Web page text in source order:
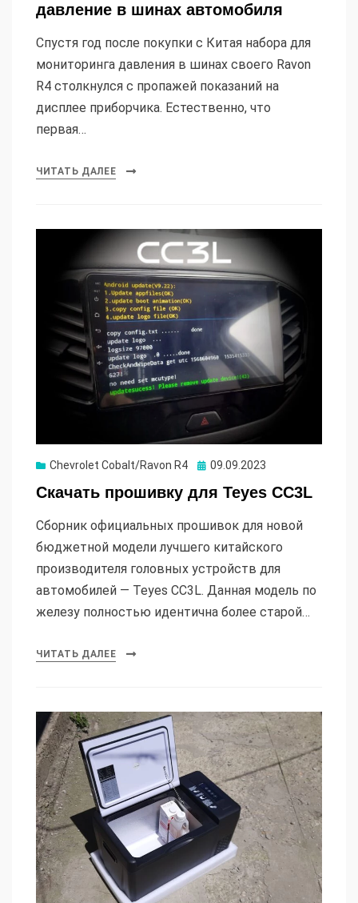
давление в шинах автомобиля
Спустя год после покупки с Китая набора для
мониторинга давления в шинах своего Ravon
R4 столкнулся с пропажей показаний на
дисплее приборчика. Естественно, что
первая…
ЧИТАТЬ ДАЛЕЕ
Chevrolet Cobalt/Ravon R4 Опубликовано
09.09.2023
Скачать прошивку для Teyes CC3L
Сборник официальных прошивок для новой
бюджетной модели лучшего китайского
производителя головных устройств для
автомобилей — Teyes CC3L. Данная модель по
железу полностью идентична более старой…
ЧИТАТЬ ДАЛЕЕ